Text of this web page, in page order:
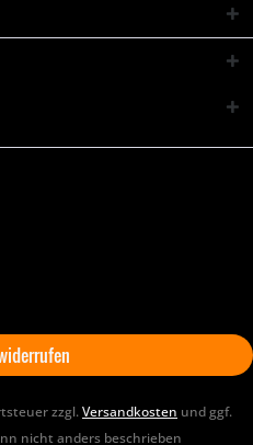
zzgl.Versandkosten und ggf.
nicht anders beschrieben